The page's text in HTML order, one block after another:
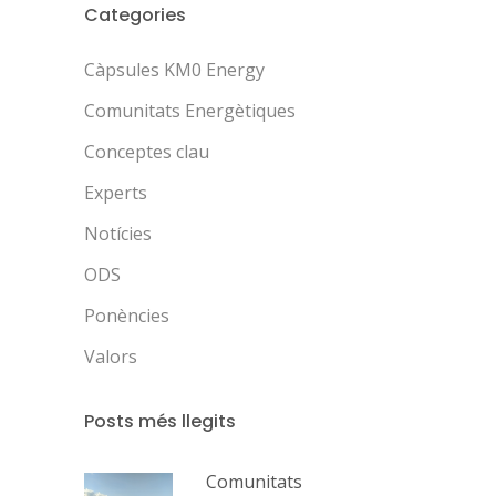
Categories
Càpsules KM0 Energy
Comunitats Energètiques
Conceptes clau
Experts
Notícies
ODS
Ponències
Valors
Posts més llegits
Comunitats